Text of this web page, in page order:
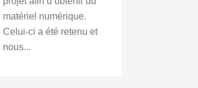
matériel numérique.
Celui-ci a été retenu et
nous...